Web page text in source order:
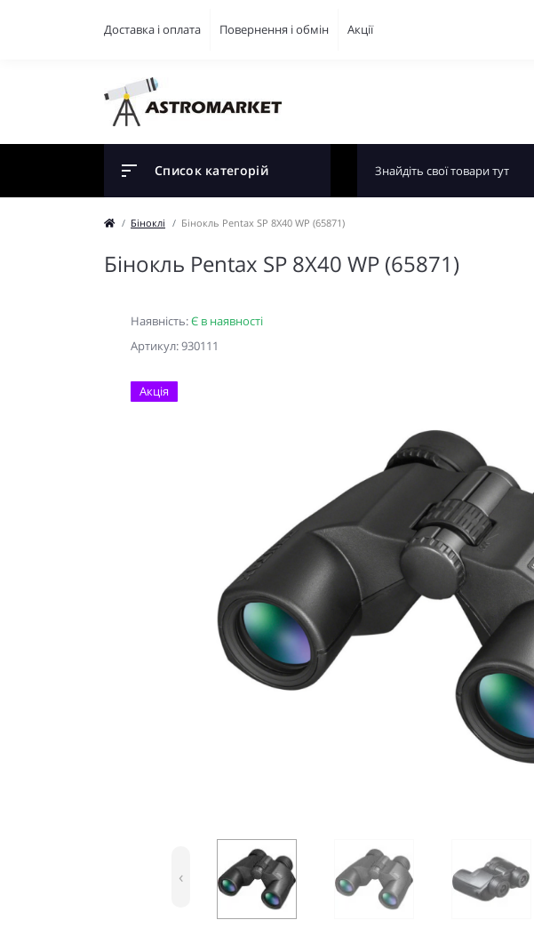
Доставка і оплата Повернення і обмін Акції
Список категорій
Біноклі Бінокль Pentax SP 8X40 WP (65871)
Бінокль Pentax SP 8X40 WP (65871)
Наявність:Є в наявності
Артикул: 930111
Акція
‹